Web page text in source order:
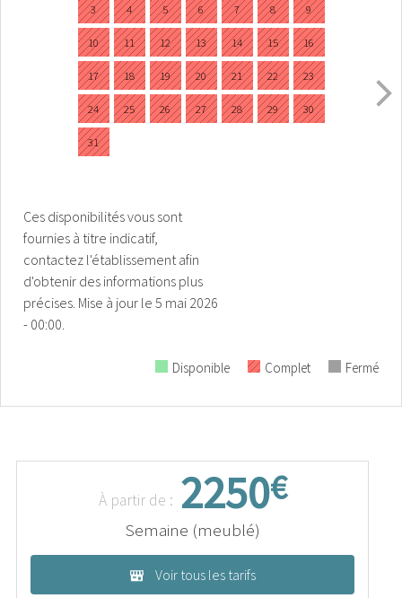
3 4 5 6 7 8 9
10 11 12 13 14 15 16
17 18 19 20 21 22 23
24 25 26 27 28 29 30
31
Ces disponibilités vous sont
fournies à titre indicatif,
contactez l'établissement afin
d'obtenir des informations plus
précises. Mise à jour le 5 mai 2026
- 00:00.
Disponible Complet Fermé
À partir de : 2250€
Semaine (meublé)
Voir tous les tarifs